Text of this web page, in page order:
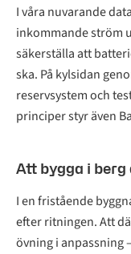
I våra nuvarande
inkommande ström
säkerställa att
ska. På kylsidan
reservsystem och
principer styr även
Att bygga i
I en fristående
efter ritningen. Att
övning i anpassning